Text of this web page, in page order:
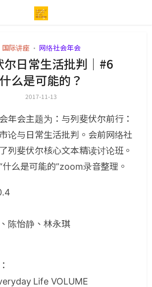
国际讲座 • 网络社会年会
尔日常生活批判｜#6
什么是可能的？
2017-11-13
年会主题为：与列斐伏尔前行：
论与日常生活批判。会前网络社
列斐伏尔核心文本精读讨论班。
么是可能的”zoom录音整理。
陈怡静、林永琪
Life VOLUME